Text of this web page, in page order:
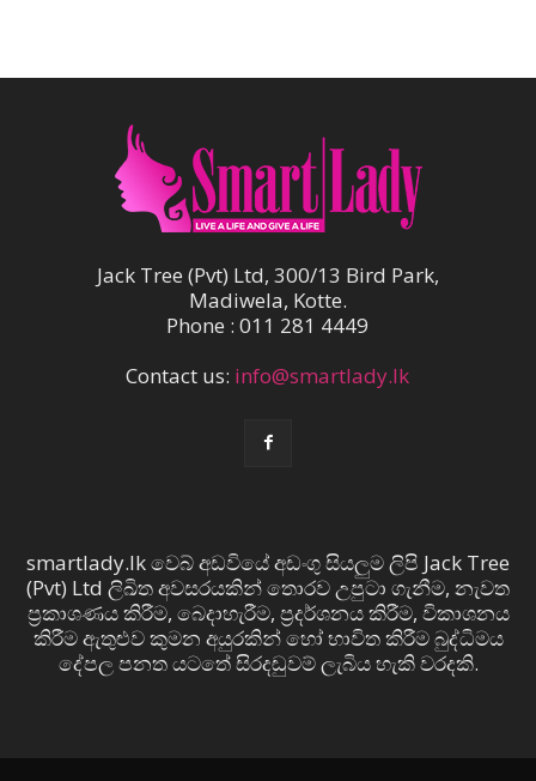
Jack Tree (Pvt) Ltd, 300/13 Bird Park,
Madiwela, Kotte.
Phone : 011 281 4449
Contact us: info@smartlady.lk
smartlady.lk වෙබ් අඩවියේ අඩංගු සියලුම ලිපි Jack Tree
(Pvt) Ltd ලිඛිත අවසරයකින් තොරව උපුටා ගැනීම, නැවත
ප්‍රකාශණය කිරීම, බෙදාහැරීම, ප්‍රදර්ශනය කිරීම, විකාශනය
කිරීම ඇතුළුව කුමන අයුරකින් හෝ භාවිත කිරීම බුද්ධිමය
දේපල පනත යටතේ සිරදඬුවම් ලැබිය හැකි වරදකි.